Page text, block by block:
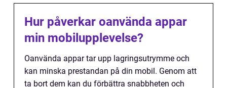
Hur påverkar oanvända appar
min mobilupplevelse?
Oanvända appar tar upp lagringsutrymme och
kan minska prestandan på din mobil. Genom att
ta bort dem kan du förbättra snabbheten och